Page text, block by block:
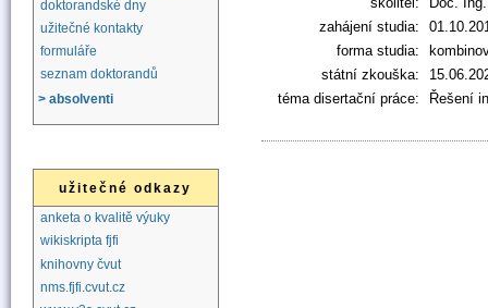
zahájení studia:
forma studia:
státní zkouška:
téma disertační práce:
Řešení
doktorandské dny
užitečné kontakty
formuláře
seznam doktorandů
> absolventi
užitečné odkazy
anketa o kvalitě výuky
wikiskripta fjfi
knihovny čvut
nms.fjfi.cvut.cz